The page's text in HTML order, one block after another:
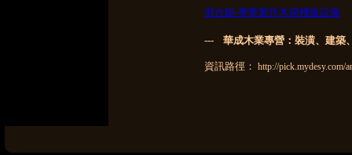
滑台鋸-專業製作木箱棧板設備
--- 華成木業專營：裝潢、建築
資訊路徑： http://pick.mydesy.com/